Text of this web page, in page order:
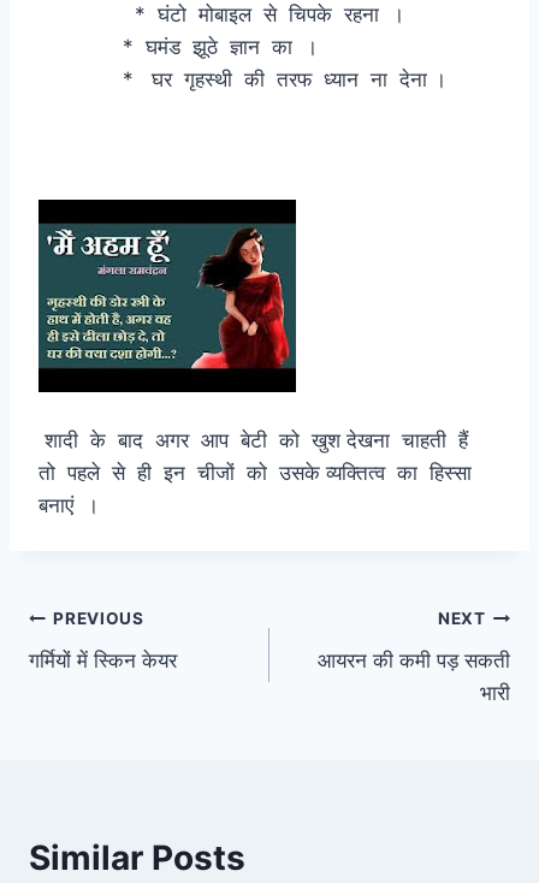
* घंटो मोबाइल से चिपके रहना ।
* घमंड झूठे ज्ञान का ।
* घर गृहस्थी की तरफ ध्यान ना देना ।
शादी के बाद अगर आप बेटी को खुश देखना चाहती हैं
तो पहले से ही इन चीजों को उसके व्यक्तित्व का हिस्सा
बनाएं ।
Post
navigation
PREVIOUS
गर्मियों में स्किन केयर
NEXT
आयरन की कमी पड़ सकती
भारी
Similar Posts